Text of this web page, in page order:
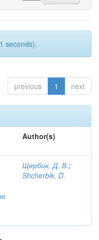
seconds).
previous 1 next
Author(s)
Щербик, Д. В.;
Shcherbik, D.